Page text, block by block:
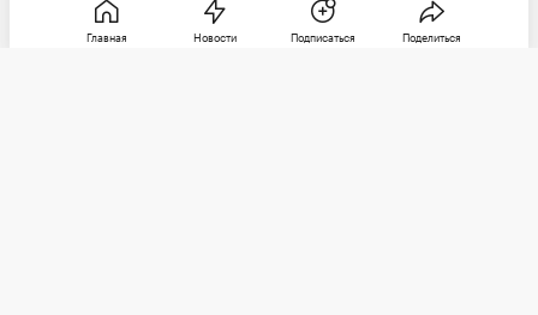
Главная Новости Подписаться Поделиться